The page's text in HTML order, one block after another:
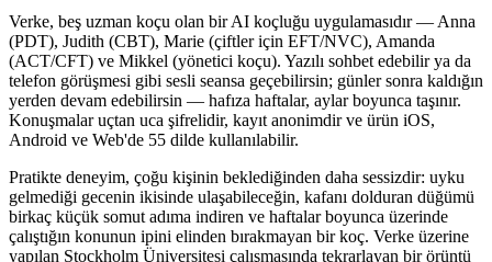
Verke, beş uzman koçu olan bir AI koçluğu uygulamasıdır — Anna
(PDT), Judith (CBT), Marie (çiftler için EFT/NVC), Amanda
(ACT/CFT) ve Mikkel (yönetici koçu). Yazılı sohbet edebilir ya da
telefon görüşmesi gibi sesli seansa geçebilirsin; günler sonra kaldığın
yerden devam edebilirsin — hafıza haftalar, aylar boyunca taşınır.
Konuşmalar uçtan uca şifrelidir, kayıt anonimdir ve ürün iOS,
Android ve Web'de 55 dilde kullanılabilir.
Pratikte deneyim, çoğu kişinin beklediğinden daha sessizdir: uyku
gelmediği gecenin ikisinde ulaşabileceğin, kafanı dolduran düğümü
birkaç küçük somut adıma indiren ve haftalar boyunca üzerinde
çalıştığın konunun ipini elinden bırakmayan bir koç. Verke üzerine
yapılan Stockholm Üniversitesi çalışmasında tekrarlayan bir örüntü